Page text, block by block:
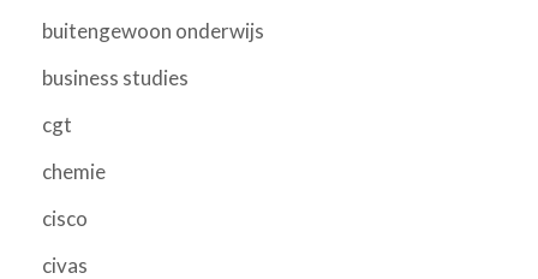
buitengewoon onderwijs
business studies
cgt
chemie
cisco
civas